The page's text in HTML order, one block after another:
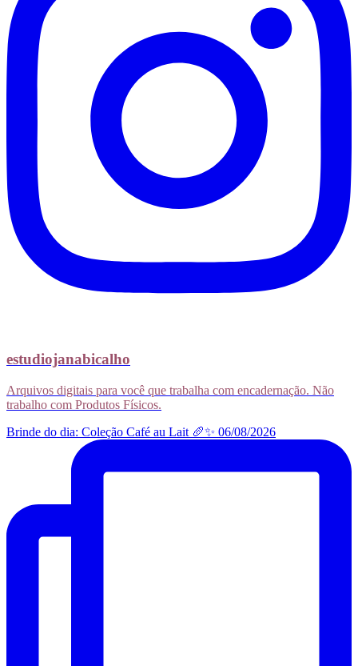
estudiojanabicalho
Arquivos digitais para você que trabalha com encadernação. Não
trabalho com Produtos Físicos.
Brinde do dia: Coleção Café au Lait 🥖✨ 06/08/2026